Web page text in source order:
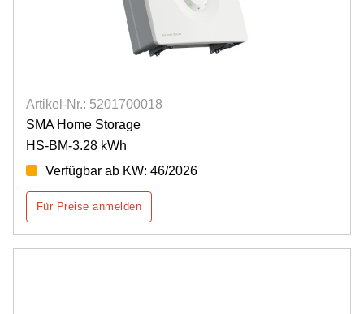
Artikel-Nr.: 5201700018
SMA Home Storage
HS-BM-3.28 kWh
Verfügbar ab KW: 46/2026
Für Preise anmelden